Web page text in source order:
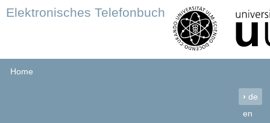
Elektronisches Telefonbuch
Home
› de
en